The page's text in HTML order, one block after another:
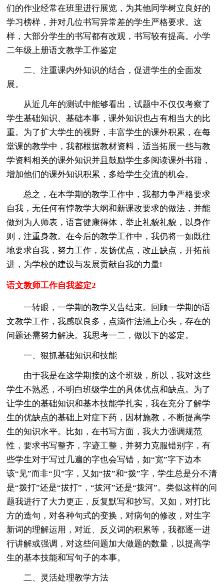
们的作业经常在班里进行展览，为其他同学树立良好的
学习榜样，并对几位书写异常差的学生严格要求。这
样，大部分学生的书写都有改观，书写较有提高。小学
二年级上册语文教学工作鉴定
二、注重课内外知识的结合，促进学生的全面发
展。
从近几年的测试中能够看出，试题中不仅仅考察了
学生基础知识、基础本事，课外知识也占有相当大的比
重。为了扩大学生的视野，丰富学生的课外积累，在每
堂课的教学中，我都根据教材资料，适当拓展一些与教
学资料相关的课外知识并且鼓励学生多阅读课外书籍，
增加他们的课外知识积累，多给学生交流的机会。
总之，在本学期的教学工作中，我都力争严格要求
自我，无任何有悖教学大纲和新课改要求的做法，并能
做到为人师表，语言健康得体，举止礼貌礼貌，以身作
则，注重身教。在今后的教学工作中，我仍将一如既往
地要求自我，努力工作，发扬优点，改正缺点，开拓前
进，为学校的建设与发展贡献自我的力量!
语文教师工作自我鉴定2
一转眼，一学期的教学又告结束。回顾一学期的语
文教学工作，我感叹良多，点滴作法涌上心头，存在的
问题还需努力解决。我思考一二，做以下的鉴定。
一、狠抓基础知识和技能
由于我是在这学期接的这个班级，所以，我对这些
学生不熟悉，不明白班级学生的具体优点和缺点。为了
让学生的基础知识和基本技能学扎实，我在充分了解学
生的优缺点的基础上对症下药，因材施教，不断提高学
生的知识水平。比如，在书写方面，我大力强调规范
性，要求书写整齐，字迹工整，并努力克服错别字，有
些学生对于写过几遍的字也会写错，如“宽”字下边本
该“见”而非“贝”字，又如“拔”和“拨”字，学生总是分不清
是“拨打”还是“拔打”，“拔河”还是“拨河”。类似这样的问
题我进行了大力更正，反复默写和抄写。又如，对打比
方的造句，对各种句式的变换，对病句的修改，对生字
新词的理解运用，对近、反义词的积累等，我都逐一进
行讲解或强调，对这些问题加大做题的数量，以提高学
生的基本技能和写句子的本事。
二、灵活处理教学方法